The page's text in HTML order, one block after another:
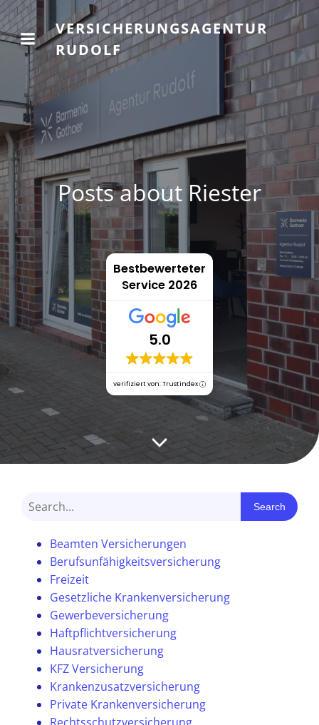
VERSICHERUNGSAGENTUR
RUDOLF
Posts about Riester
Bestbewerteter
Service 2026
5.0
verifiziert von: Trustindex
Search
Beamten Versicherungen
Berufsunfähigkeitsversicherung
Freizeit
Gesetzliche Krankenversicherung
Gewerbeversicherung
Haftpflichtversicherung
Hausratversicherung
KFZ Versicherung
Krankenzusatzversicherung
Private Krankenversicherung